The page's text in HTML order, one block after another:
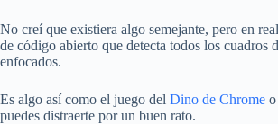
No creí que existiera algo semejante, pero en
de código abierto que detecta todos los cuadros
enfocados.
Es algo así como el juego del Dino de Chrome
puedes distraerte por un buen rato.